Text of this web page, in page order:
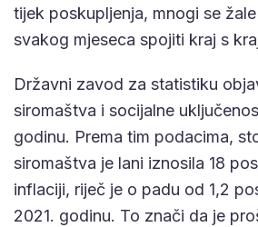
tijek poskupljenja, mnogi se
svakog mjeseca spojiti kraj s
Državni zavod za statistiku
siromaštva i socijalne
godinu. Prema tim podacima,
siromaštva je lani iznosila 18
inflaciji, riječ je o padu od 1,2
2021. godinu. To znači da je